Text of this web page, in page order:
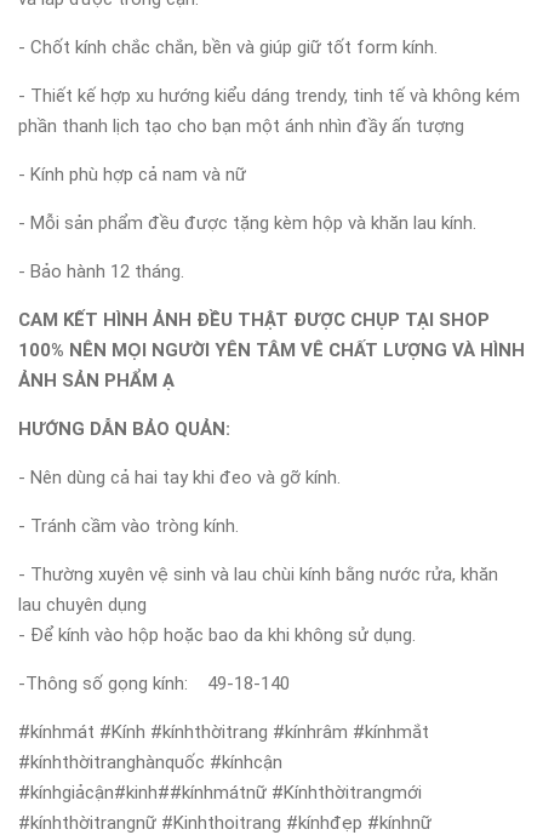
- Chốt kính chắc chắn, bền và giúp giữ tốt form kính.
- Thiết kế hợp xu hướng kiểu dáng trendy, tinh tế và không kém
phần thanh lịch tạo cho bạn một ánh nhìn đầy ấn tượng
- Kính phù hợp cả nam và nữ
- Mỗi sản phẩm đều được tặng kèm hộp và khăn lau kính.
- Bảo hành 12 tháng.
CAM KẾT HÌNH ẢNH ĐỀU THẬT ĐƯỢC CHỤP TẠI SHOP
100% NÊN MỌI NGƯỜI YÊN TÂM VÊ CHẤT LƯỢNG VÀ HÌNH
ẢNH SẢN PHẨM Ạ
HƯỚNG DẪN BẢO QUẢN:
- Nên dùng cả hai tay khi đeo và gỡ kính.
- Tránh cầm vào tròng kính.
- Thường xuyên vệ sinh và lau chùi kính bằng nước rửa, khăn
lau chuyên dụng
- Để kính vào hộp hoặc bao da khi không sử dụng.
-Thông số gọng kính: 49-18-140
#kínhmát #Kính #kínhthờitrang #kínhrâm #kínhmắt
#kínhthờitranghànquốc #kínhcận
#kínhgiảcận#kinh##kínhmátnữ #Kínhthờitrangmới
#kínhthờitrangnữ #Kinhthoitrang #kínhđẹp #kínhnữ